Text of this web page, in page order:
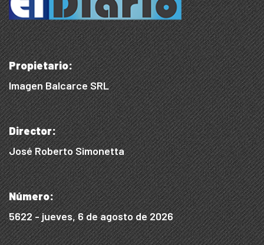
Propietario:
Imagen Balcarce SRL
Director:
José Roberto Simonetta
Número:
5622 - jueves, 6 de agosto de 2026